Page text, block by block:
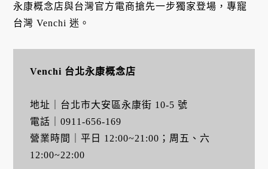
永康概念店與台灣官方電商搶先一步獨家登場，專寵
台灣 Venchi 迷。
Venchi 台北永康概念店
地址｜台北市大安區永康街 10-5 號
電話｜0911-656-169
營業時間｜平日 12:00~21:00；周五、六
12:00~22:00